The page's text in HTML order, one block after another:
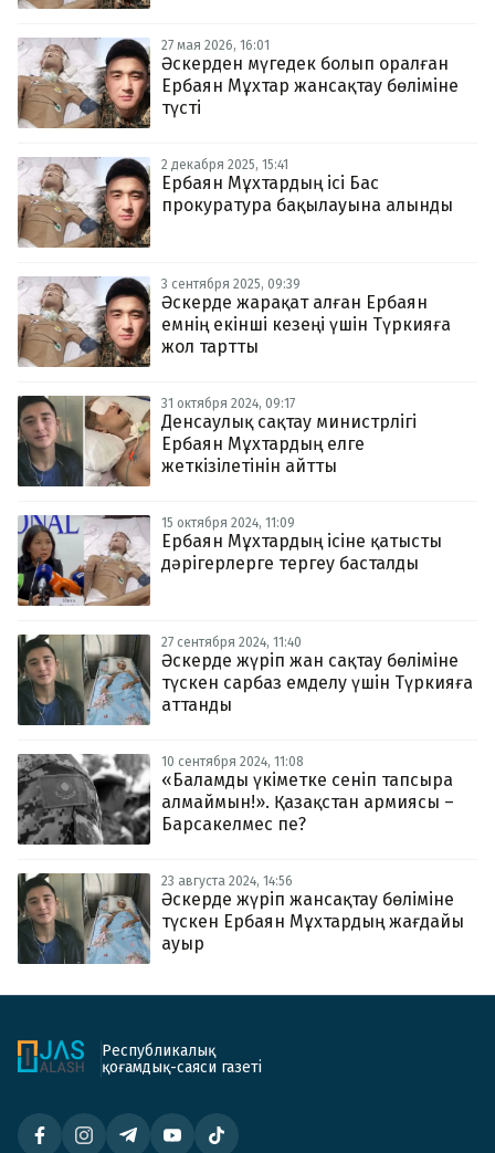
27 мая 2026, 16:01
Әскерден мүгедек болып оралған
Ербаян Мұхтар жансақтау бөліміне
түсті
2 декабря 2025, 15:41
Ербаян Мұхтардың ісі Бас
прокуратура бақылауына алынды
3 сентября 2025, 09:39
Әскерде жарақат алған Ербаян
емнің екінші кезеңі үшін Түркияға
жол тартты
31 октября 2024, 09:17
Денсаулық сақтау министрлігі
Ербаян Мұхтардың елге
жеткізілетінін айтты
15 октября 2024, 11:09
Ербаян Мұхтардың ісіне қатысты
дәрігерлерге тергеу басталды
27 сентября 2024, 11:40
Әскерде жүріп жан сақтау бөліміне
түскен сарбаз емделу үшін Түркияға
аттанды
10 сентября 2024, 11:08
«Баламды үкіметке сеніп тапсыра
алмаймын!». Қазақстан армиясы –
Барсакелмес пе?
23 августа 2024, 14:56
Әскерде жүріп жансақтау бөліміне
түскен Ербаян Мұхтардың жағдайы
ауыр
Республикалық
қоғамдық-саяси газеті